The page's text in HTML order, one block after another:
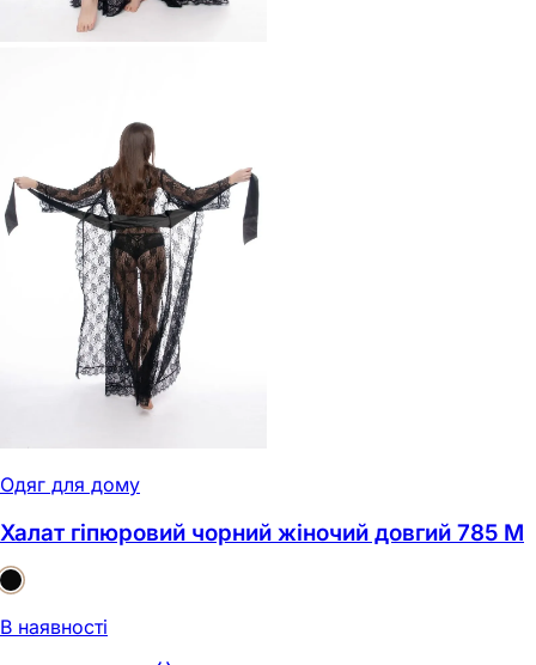
Одяг для дому
Халат гіпюровий чорний жіночий довгий 785 M
В наявності